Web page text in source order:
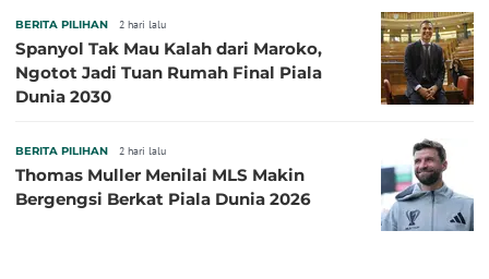
BERITA PILIHAN 2 hari lalu
Spanyol Tak Mau Kalah dari Maroko,
Ngotot Jadi Tuan Rumah Final Piala
Dunia 2030
BERITA PILIHAN 2 hari lalu
Thomas Muller Menilai MLS Makin
Bergengsi Berkat Piala Dunia 2026